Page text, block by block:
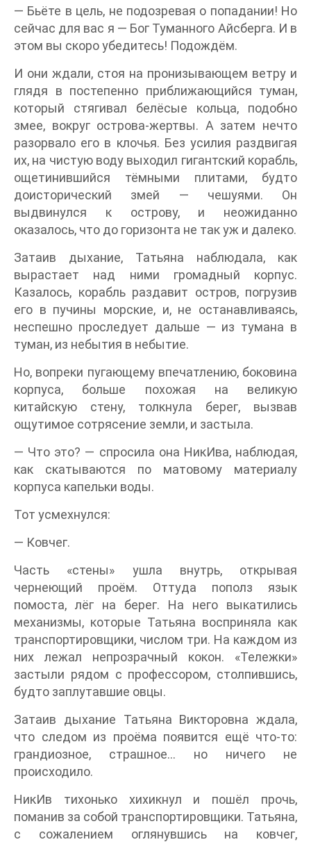
— Бьёте в цель, не подозревая о попадании! Но
сейчас для вас я — Бог Туманного Айсберга. И в
этом вы скоро убедитесь! Подождём.
И они ждали, стоя на пронизывающем ветру и
глядя в постепенно приближающийся туман,
который стягивал белёсые кольца, подобно
змее, вокруг острова-жертвы. А затем нечто
разорвало его в клочья. Без усилия раздвигая
их, на чистую воду выходил гигантский корабль,
ощетинившийся тёмными плитами, будто
доисторический змей — чешуями. Он
выдвинулся к острову, и неожиданно
оказалось, что до горизонта не так уж и далеко.
Затаив дыхание, Татьяна наблюдала, как
вырастает над ними громадный корпус.
Казалось, корабль раздавит остров, погрузив
его в пучины морские, и, не останавливаясь,
неспешно проследует дальше — из тумана в
туман, из небытия в небытие.
Но, вопреки пугающему впечатлению, боковина
корпуса, больше похожая на великую
китайскую стену, толкнула берег, вызвав
ощутимое сотрясение земли, и застыла.
— Что это? — спросила она НикИва, наблюдая,
как скатываются по матовому материалу
корпуса капельки воды.
Тот усмехнулся:
— Ковчег.
Часть «стены» ушла внутрь, открывая
чернеющий проём. Оттуда пополз язык
помоста, лёг на берег. На него выкатились
механизмы, которые Татьяна восприняла как
транспортировщики, числом три. На каждом из
них лежал непрозрачный кокон. «Тележки»
застыли рядом с профессором, столпившись,
будто заплутавшие овцы.
Затаив дыхание Татьяна Викторовна ждала,
что следом из проёма появится ещё что-то:
грандиозное, страшное… но ничего не
происходило.
НикИв тихонько хихикнул и пошёл прочь,
поманив за собой транспортировщики. Татьяна,
с сожалением оглянувшись на ковчег,